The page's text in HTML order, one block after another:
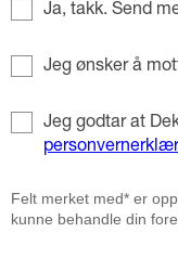
Ja, takk. Send
Jeg ønsker å
Jeg godtar at
Felt merket med* er
kunne behandle din